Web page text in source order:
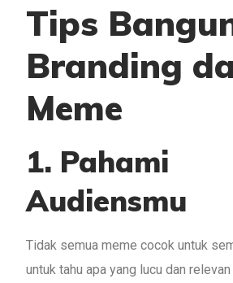
Tips
Branding
Meme
1. Pahami
Audiensmu
Tidak semua meme cocok untuk
untuk tahu apa yang lucu dan